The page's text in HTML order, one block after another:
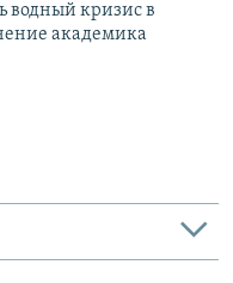
водный кризис в
академика